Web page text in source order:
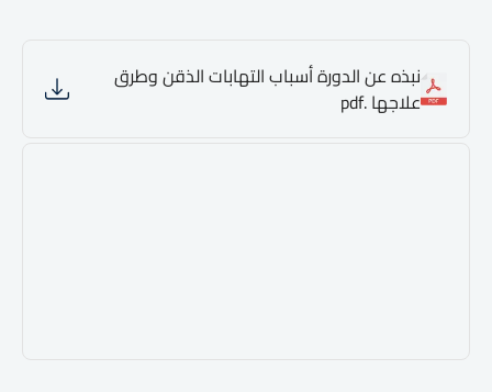
نبذه عن الدورة أسباب التهابات الذقن وطرق
علاجها .pdf